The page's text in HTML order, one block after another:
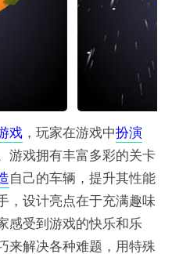
戏，玩家在游戏中扮演
游戏拥有丰富多彩的关卡
自己的车辆，提升其性能
，设计亮点在于充满趣味
感受到游戏的快乐和乐
来解决各种难题，用特殊